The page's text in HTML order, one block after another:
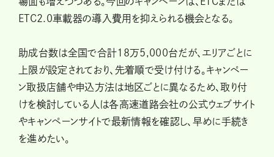
ETC2.0車載器の導入費用を抑えられる機会となる。
助成台数は全国で合計18万5,000台だが、エリアごとに
上限が設定されており、先着順で受け付ける。キャンペー
ン取扱店舗や申込方法は地区ごとに異なるため、取り付
けを検討している人は各高速道路会社の公式ウェブサイト
やキャンペーンサイトで最新情報を確認し、早めに手続き
を進めたい。